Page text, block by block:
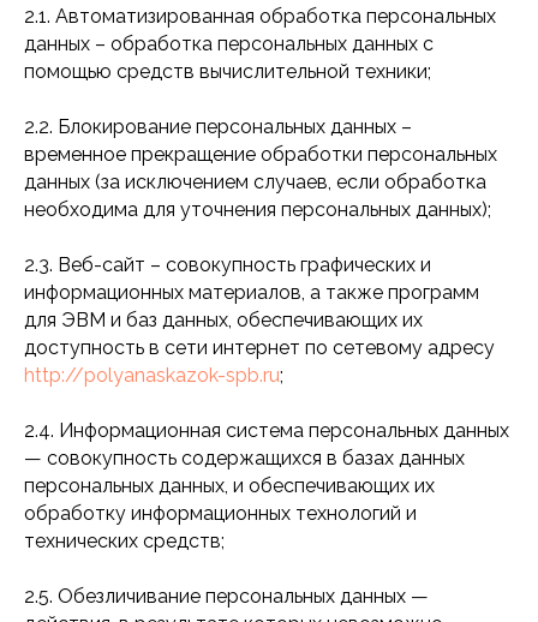
2.1. Автоматизированная обработка персональных
данных – обработка персональных данных с
помощью средств вычислительной техники;
2.2. Блокирование персональных данных –
временное прекращение обработки персональных
данных (за исключением случаев, если обработка
необходима для уточнения персональных данных);
2.3. Веб-сайт – совокупность графических и
информационных материалов, а также программ
для ЭВМ и баз данных, обеспечивающих их
доступность в сети интернет по сетевому адресу
http://polyanaskazok-spb.ru;
2.4. Информационная система персональных данных
— совокупность содержащихся в базах данных
персональных данных, и обеспечивающих их
обработку информационных технологий и
технических средств;
2.5. Обезличивание персональных данных —